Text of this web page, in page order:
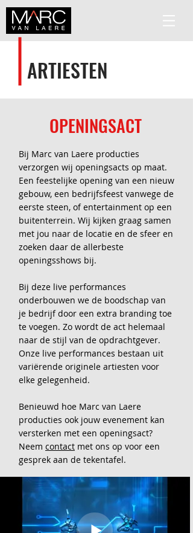
ARTIESTEN
OPENINGSACT
Bij Marc van Laere producties
verzorgen wij openingsacts op maat.
Een feestelijke opening van een nieuw
gebouw, een bedrijfsfeest vanwege de
eerste steen, of entertainment op een
buitenterrein. Wij kijken graag samen
met jou naar de locatie en de sfeer en
zoeken daar de allerbeste
openingsshows bij.
Bij deze live performances
onderbouwen we de boodschap van
je bedrijf door een extra branding toe
te voegen. Zo wordt de act helemaal
naar de stijl van de opdrachtgever.
Onze live performances bestaan uit
variërende originele artiesten voor
elke gelegenheid.
Benieuwd hoe Marc van Laere
producties ook jouw evenement kan
versterken met een openingsact?
Neem contact met ons op voor een
gesprek aan de tekentafel.